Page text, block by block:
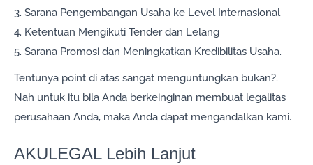
3. Sarana Pengembangan Usaha ke Level Internasional
4. Ketentuan Mengikuti Tender dan Lelang
5. Sarana Promosi dan Meningkatkan Kredibilitas Usaha.
Tentunya point di atas sangat menguntungkan bukan?.
Nah untuk itu bila Anda berkeinginan membuat legalitas
perusahaan Anda, maka Anda dapat mengandalkan kami.
AKULEGAL Lebih Lanjut